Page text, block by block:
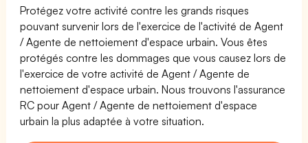
Protégez votre activité contre les grands risques
pouvant survenir lors de l'exercice de l'activité de Agent
/ Agente de nettoiement d'espace urbain. Vous êtes
protégés contre les dommages que vous causez lors de
l'exercice de votre activité de Agent / Agente de
nettoiement d'espace urbain. Nous trouvons l'assurance
RC pour Agent / Agente de nettoiement d'espace
urbain la plus adaptée à votre situation.